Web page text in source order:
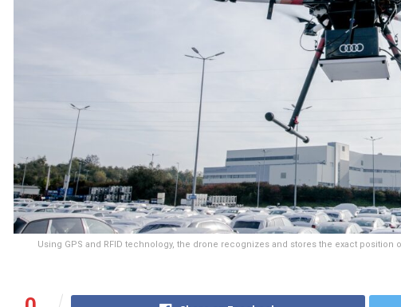
Using GPS and RFID technology, the drone recognizes and stores the exact